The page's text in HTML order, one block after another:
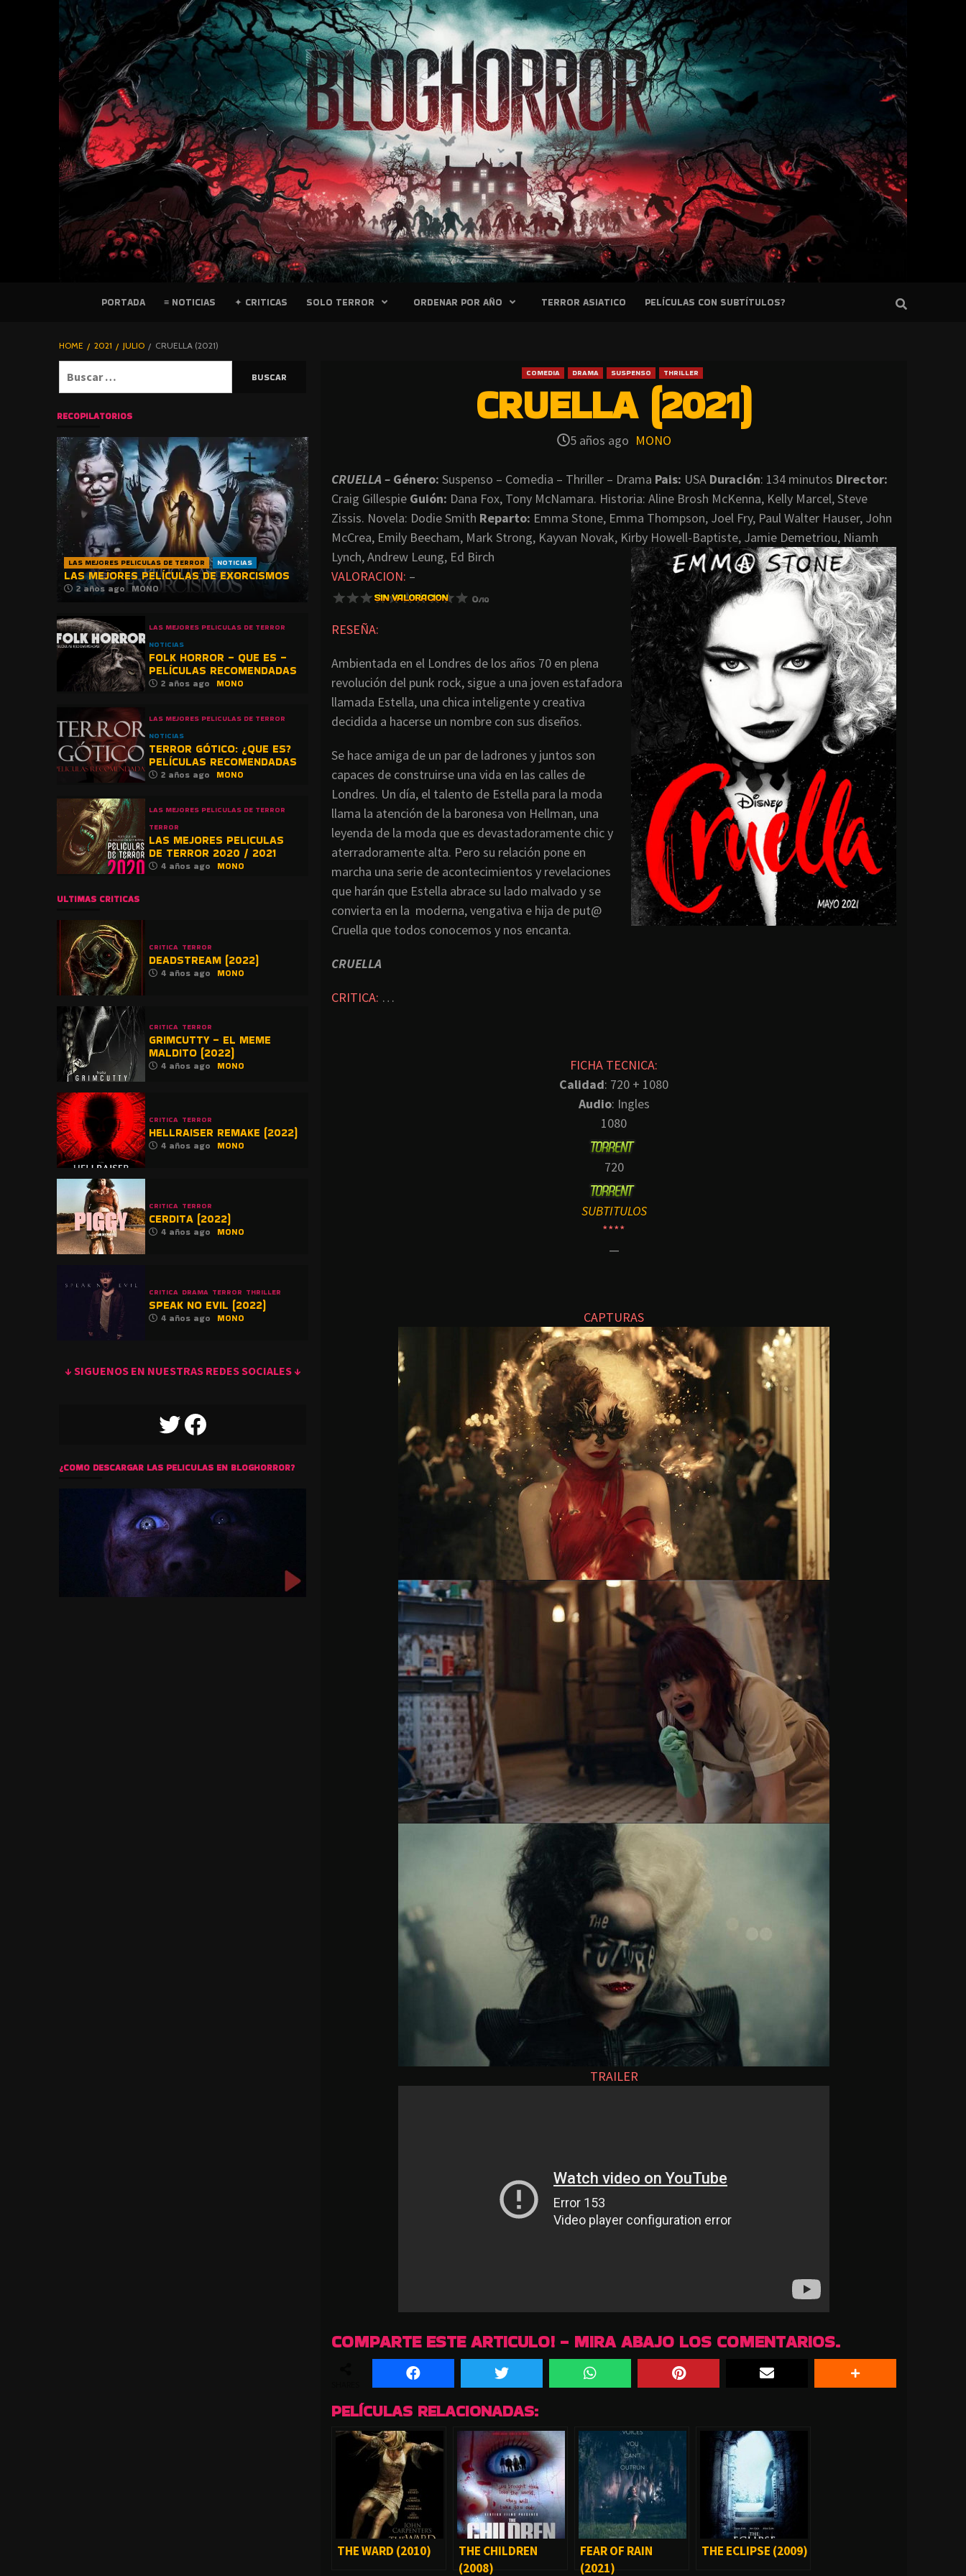
PELICULAS
BLOGHORROR
⋆
PORTADA ≡ NOTICIAS ✦ CRITICAS SOLO TERROR ORDENAR POR AÑO TERROR ASIATICO PELÍCULAS CON SUBTÍTULOS?
HOME 2021 JULIO CRUELLA (2021)
COMEDIA DRAMA SUSPENSO THRILLER
CRUELLA (2021)
5 años ago MONO
CRUELLA – Género: Suspenso – Comedia – Thriller – Drama Pais: USA Duración: 134 minutos Director:
Craig Gillespie Guión: Dana Fox, Tony McNamara. Historia: Aline Brosh McKenna, Kelly Marcel, Steve
Zissis. Novela: Dodie Smith Reparto: Emma Stone, Emma Thompson, Joel Fry, Paul Walter Hauser, John
McCrea, Emily Beecham, Mark Strong, Kayvan Novak, Kirby Howell-Baptiste, Jamie Demetriou, Niamh
Lynch, Andrew Leung, Ed Birch
VALORACION: –
RESEÑA:
Ambientada en el Londres de los años 70 en plena
revolución del punk rock, sigue a una joven estafadora
llamada Estella, una chica inteligente y creativa
decidida a hacerse un nombre con sus diseños.
Se hace amiga de un par de ladrones y juntos son
capaces de construirse una vida en las calles de
Londres. Un día, el talento de Estella para la moda
llama la atención de la baronesa von Hellman, una
leyenda de la moda que es devastadoramente chic y
aterradoramente alta. Pero su relación pone en
marcha una serie de acontecimientos y revelaciones
que harán que Estella abrace su lado malvado y se
convierta en la moderna, vengativa e hija de put@
Cruella que todos conocemos y nos encanta.
CRUELLA
CRITICA: …
FICHA TECNICA:
Calidad: 720 + 1080
Audio: Ingles
1080
720
SUBTITULOS
****
—
CAPTURAS
TRAILER
COMPARTE ESTE ARTICULO! - MIRA ABAJO LOS COMENTARIOS.
PELÍCULAS RELACIONADAS:
THE WARD (2010)
THE CHILDREN
(2008)
FEAR OF RAIN
(2021)
THE ECLIPSE (2009)
RECOPILATORIOS
LAS MEJORES PELICULAS DE TERROR NOTICIAS
LAS MEJORES PELÍCULAS DE EXORCISMOS
2 años ago MONO
LAS MEJORES PELICULAS DE TERROR
NOTICIAS
FOLK HORROR – QUE ES –
PELÍCULAS RECOMENDADAS
2 años ago MONO
LAS MEJORES PELICULAS DE TERROR
NOTICIAS
TERROR GÓTICO: ¿QUE ES?
PELÍCULAS RECOMENDADAS
2 años ago MONO
LAS MEJORES PELICULAS DE TERROR
TERROR
LAS MEJORES PELICULAS
DE TERROR 2020 / 2021
4 años ago MONO
ULTIMAS CRITICAS
CRITICA TERROR
DEADSTREAM (2022)
4 años ago MONO
CRITICA TERROR
GRIMCUTTY – EL MEME
MALDITO (2022)
4 años ago MONO
CRITICA TERROR
HELLRAISER REMAKE (2022)
4 años ago MONO
CRITICA TERROR
CERDITA (2022)
4 años ago MONO
CRITICA DRAMA TERROR THRILLER
SPEAK NO EVIL (2022)
4 años ago MONO
↓ SIGUENOS EN NUESTRAS REDES SOCIALES ↓
TWITTERFACEBOOK
¿COMO DESCARGAR LAS PELICULAS EN BLOGHORROR?